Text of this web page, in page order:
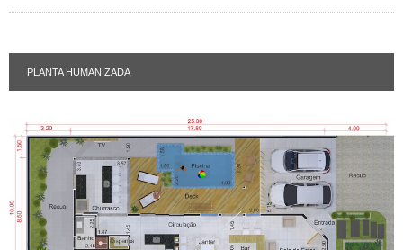
PLANTA HUMANIZADA